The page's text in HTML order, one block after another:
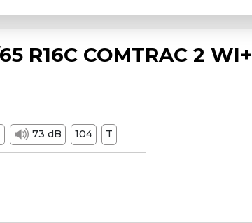
R16C COMTRAC 2 WI+
73 dB 104 T